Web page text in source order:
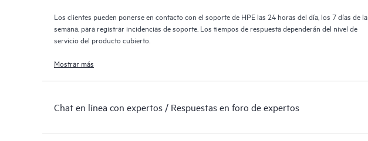
Los clientes pueden ponerse en contacto con el soporte de HPE las 24 horas del día, los 7 días de la
semana, para registrar incidencias de soporte. Los tiempos de respuesta dependerán del nivel de
servicio del producto cubierto.
Mostrar más
Chat en línea con expertos / Respuestas en foro de expertos